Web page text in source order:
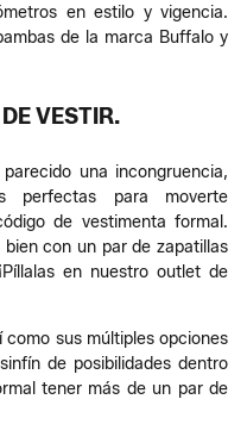
en estilo y vigencia.
de la marca Buffalo y
VESTIR.
una incongruencia,
perfectas para moverte
de vestimenta formal.
con un par de zapatillas
en nuestro outlet de
como sus múltiples opciones
de posibilidades dentro
tener más de un par de